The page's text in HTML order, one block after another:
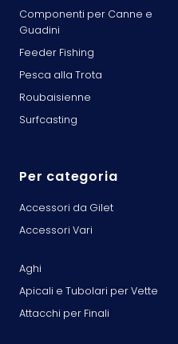
Componenti per Canne e
Guadini
Feeder Fishing
Pesca alla Trota
Roubaisienne
Surfcasting
Per categoria
Accessori da Gilet
Accessori Vari
Aghi
Apicali e Tubolari per Vette
Attacchi per Finali